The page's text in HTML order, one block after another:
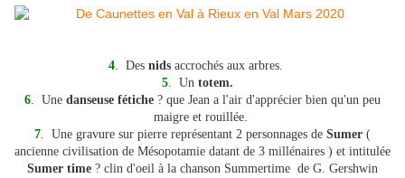
4. Desnidsaccrochés aux arbres.
5. Un totem.
6. Une danseuse fétiche ? que Jean a l'air d'apprécier bien qu'un peu
maigre et rouillée.
7. Une gravure sur pierre représentant 2 personnages de Sumer (
ancienne civilisation de Mésopotamie datant de 3 millénaires ) et intitulée
Sumer time ? clin d'oeil à la chanson Summertime de G. Gershwin